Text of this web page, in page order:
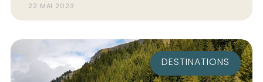
22 MAI 2023
DESTINATIONS